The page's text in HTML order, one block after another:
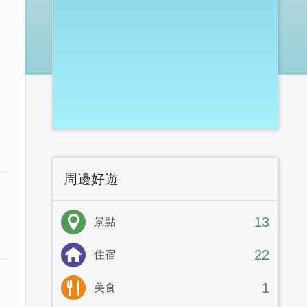
周邊好遊
景點 13
住宿 22
美食 1